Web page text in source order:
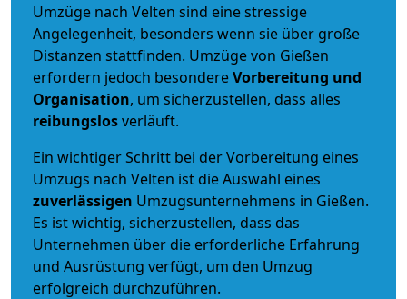
Umzüge nach Velten sind eine stressige
Angelegenheit, besonders wenn sie über große
Distanzen stattfinden. Umzüge von Gießen
erfordern jedoch besondereVorbereitung und
Organisation, um sicherzustellen, dass alles
reibungslosverläuft.
Ein wichtiger Schritt bei der Vorbereitung eines
Umzugs nach Velten ist die Auswahl eines
zuverlässigen Umzugsunternehmens in Gießen.
Es ist wichtig, sicherzustellen, dass das
Unternehmen über die erforderliche Erfahrung
und Ausrüstung verfügt, um den Umzug
erfolgreich durchzuführen.